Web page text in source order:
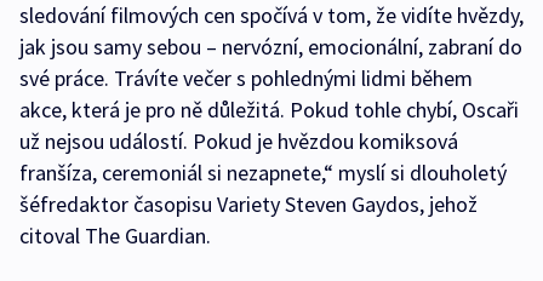
sledování filmových cen spočívá v tom, že vidíte hvězdy,
jak jsou samy sebou – nervózní, emocionální, zabraní do
své práce. Trávíte večer s pohlednými lidmi během
akce, která je pro ně důležitá. Pokud tohle chybí, Oscaři
už nejsou událostí. Pokud je hvězdou komiksová
franšíza, ceremoniál si nezapnete,“ myslí si dlouholetý
šéfredaktor časopisu Variety Steven Gaydos, jehož
citoval The Guardian.